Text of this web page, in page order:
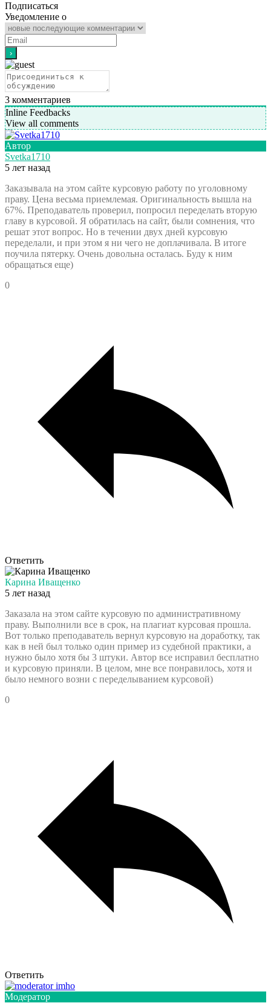
Подписаться
Уведомление о
3 комментариев
Inline Feedbacks
View all comments
Автор
Svetka1710
5 лет назад
Заказывала на этом сайте курсовую работу по уголовному
праву. Цена весьма приемлемая. Оригинальность вышла на
67%. Преподаватель проверил, попросил переделать вторую
главу в курсовой. Я обратилась на сайт, были сомнения, что
решат этот вопрос. Но в течении двух дней курсовую
переделали, и при этом я ни чего не доплачивала. В итоге
поучила пятерку. Очень довольна осталась. Буду к ним
обращаться еще)
0
Ответить
Карина Иващенко
5 лет назад
Заказала на этом сайте курсовую по административному
праву. Выполнили все в срок, на плагиат курсовая прошла.
Вот только преподаватель вернул курсовую на доработку, так
как в ней был только один пример из судебной практики, а
нужно было хотя бы 3 штуки. Автор все исправил бесплатно
и курсовую приняли. В целом, мне все понравилось, хотя и
было немного возни с переделыванием курсовой)
0
Ответить
Модератор